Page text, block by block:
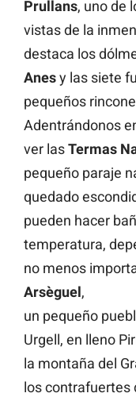
Prullans, uno de
vistas de la
destaca los
Anesy las siete
pequeños
Adentrándonos
ver lasTermas
pequeño paraje
quedado
pueden hacer
temperatura,
no menos
Arsèguel,
un pequeño
Urgell, en lleno
la montaña del
los contrafuertes